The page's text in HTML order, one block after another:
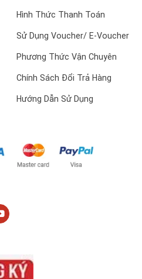
Hình Thức Thanh Toán
Sử Dụng Voucher/ E-Voucher
Phương Thức Vận Chuyên
Chính Sách Đổi Trả Hàng
Hướng Dẫn Sử Dụng